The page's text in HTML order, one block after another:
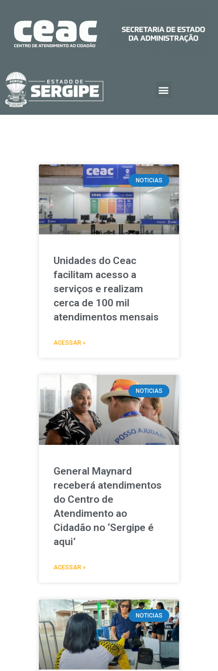
NOTICIAS
Unidades do Ceac
facilitam acesso a
serviços e realizam
cerca de 100 mil
atendimentos mensais
ACESSAR »
NOTICIAS
General Maynard
receberá atendimentos
do Centro de
Atendimento ao
Cidadão no ‘Sergipe é
aqui’
ACESSAR »
NOTICIAS